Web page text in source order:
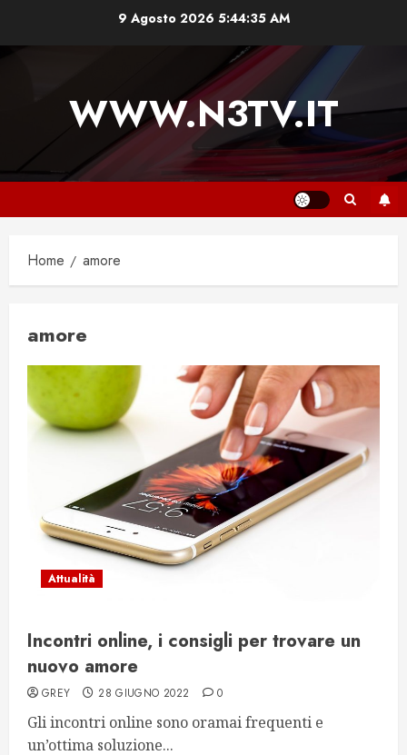
9 Agosto 2026 5:44:35 AM
WWW.N3TV.IT
Home amore
amore
Attualità
Incontri online, i consigli per trovare un
nuovo amore
GREY 28 GIUGNO 2022 0
Gli incontri online sono oramai frequenti e
un’ottima soluzione...